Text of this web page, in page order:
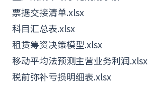
票据交接清单.xlsx
科目汇总表.xlsx
租赁筹资决策模型.xlsx
移动平均法预测主营业务利润.xlsx
税前弥补亏损明细表.xlsx